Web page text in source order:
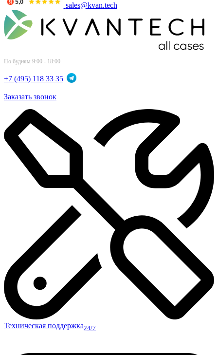
sales@kvan.tech
По будням 9:00 - 18:00
+7 (495) 118 33 35
Заказать звонок
Техническая поддержка24/7